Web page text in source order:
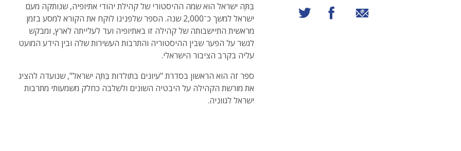
שיתוף באמצעות אימייל
שיתוף בפייסבוקשיתוף בטוויטרבֵּתֶּה ישראל הוא שמה ההיסטורי של קהילת יהודי אתיופיה, שנותקה מעם
ישראל למשך כ־2,000 שנה. הספר שלפנינו לוקח את הקורא למסע בזמן
מראשית התיישבותה של קהילה זו באתיופיה ועד לעלייתה לארץ, ומבקש
לגשר על הפער שבין ההיסטוריה והתרבות העשירות שלה ובין הידע המועט
עליה בקרב הציבור הישראלי.
ספר זה הוא הראשון בסדרת "עיונים בתולדות בֵּתֶּה ישראל", שנועדה להציג
את מורשת הקהילה על היבטיה השונים ולשלבה כחלק משמעותי מתרבות
ישראל לגווניה.